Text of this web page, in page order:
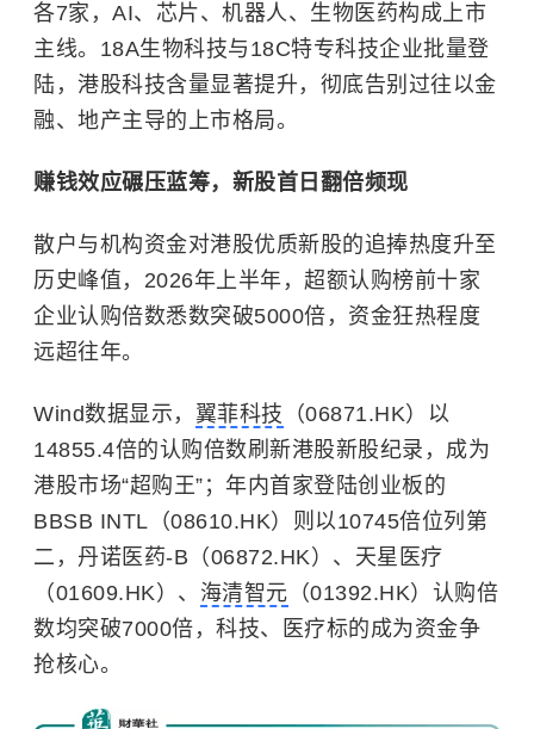
各7家，AI、芯片、机器人、生物医药构成上市
主线。18A生物科技与18C特专科技企业批量登
陆，港股科技含量显著提升，彻底告别过往以金
融、地产主导的上市格局。
赚钱效应碾压蓝筹，新股首日翻倍频现
散户与机构资金对港股优质新股的追捧热度升至
历史峰值，2026年上半年，超额认购榜前十家
企业认购倍数悉数突破5000倍，资金狂热程度
远超往年。
Wind数据显示， 翼菲科技 （06871.HK）以
14855.4倍的认购倍数刷新港股新股纪录，成为
港股市场“超购王”；年内首家登陆创业板的
BBSB INTL（08610.HK）则以10745倍位列第
二，丹诺医药-B（06872.HK）、天星医疗
（01609.HK）、 海清智元 （01392.HK）认购倍
数均突破7000倍，科技、医疗标的成为资金争
抢核心。